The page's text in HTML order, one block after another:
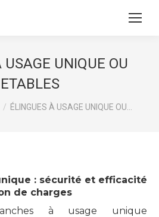
USAGE UNIQUE OU
ÉLINGUES À USAGE UNIQUE OU…
: sécurité et efficacité
de charges
à usage unique